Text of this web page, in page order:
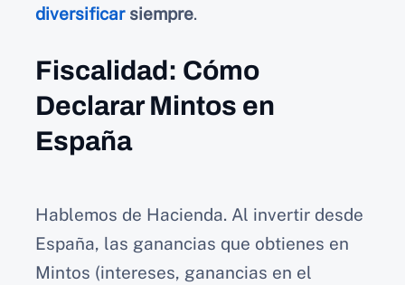
diversificarsiempre.
Fiscalidad: Cómo
Declarar Mintos en
España
Hablemos de Hacienda. Al invertir desde
España, las ganancias que obtienes en
Mintos (intereses, ganancias en el